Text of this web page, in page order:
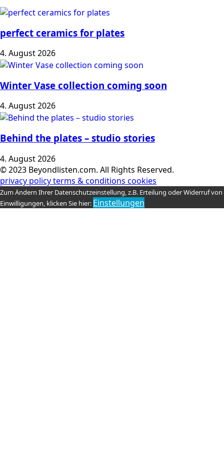
perfect ceramics for plates
4. August 2026
Winter Vase collection coming soon
4. August 2026
Behind the plates – studio stories
4. August 2026
© 2023 Beyondlisten.com. All Rights Reserved.
privacy policyterms & conditions cookies
Zum Ändern Ihrer Datenschutzeinstellung, z.B. Erteilung oder Widerruf von
Einwilligungen, klicken Sie hier: Einstellungen